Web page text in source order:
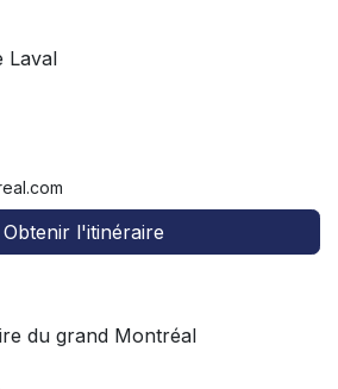
Laval
Obtenir l'itinéraire
du grand Montréal